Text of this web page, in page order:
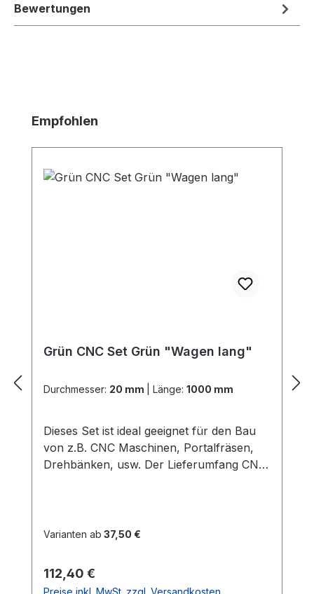
Bewertungen
Produktgalerie überspringen
Empfohlen
Grün CNC Set Grün "Wagen lang"
Durchmesser: 20 mm Länge: 1000 mm
Dieses Set ist ideal geeignet für den Bau
von z.B. CNC Maschinen, Portalfräsen,
Drehbänken, usw. Der Lieferumfang CNC
60 HRC 2x ALU -
(dieses ist die stabilere
Varianten ab 37,50 €
Regulärer Preis:
112,40 €
Preise inkl. MwSt. zzgl. Versandkosten